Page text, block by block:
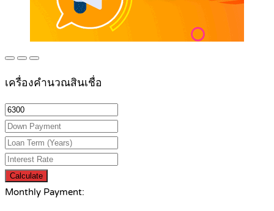
เครื่องคำนวณสินเชื่อ
Calculate
Monthly Payment: